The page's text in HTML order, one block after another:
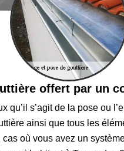
offert par un
qu’il s’agit de la pose ou
ainsi que tous les
où vous avez un